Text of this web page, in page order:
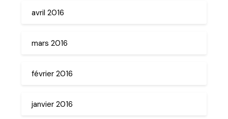
avril 2016
mars 2016
février 2016
janvier 2016